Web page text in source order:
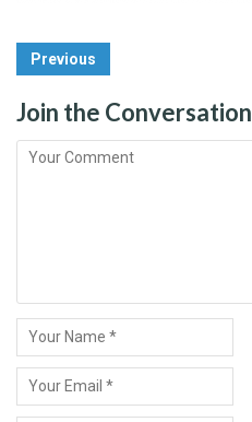
Post
Navigation
Previous
Join the Conversation